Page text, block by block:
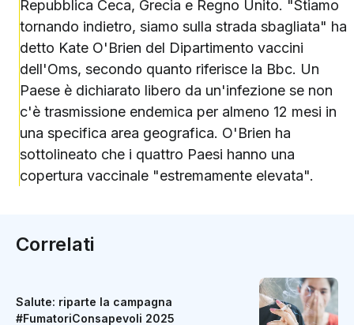
Repubblica Ceca, Grecia e Regno Unito. "Stiamo
tornando indietro, siamo sulla strada sbagliata" ha
detto Kate O'Brien del Dipartimento vaccini
dell'Oms, secondo quanto riferisce la Bbc. Un
Paese è dichiarato libero da un'infezione se non
c'è trasmissione endemica per almeno 12 mesi in
una specifica area geografica. O'Brien ha
sottolineato che i quattro Paesi hanno una
copertura vaccinale "estremamente elevata".
Correlati
Salute: riparte la campagna
#FumatoriConsapevoli 2025